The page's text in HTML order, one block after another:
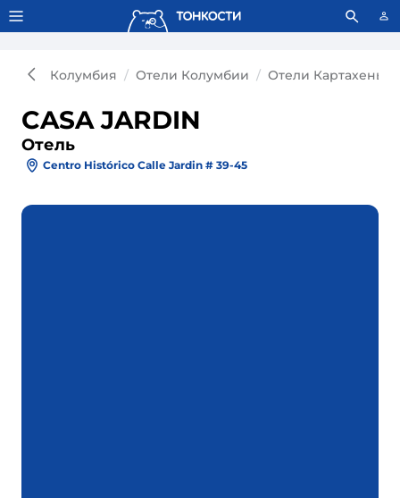
Тонкости используют сookie-файлы. Что это значит?
Колумбия Отели Колумбии Отели Картахены,
CASA JARDIN
Отель
Centro Histórico Calle Jardin # 39-45